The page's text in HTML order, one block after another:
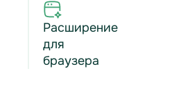
Расширение
для
браузера